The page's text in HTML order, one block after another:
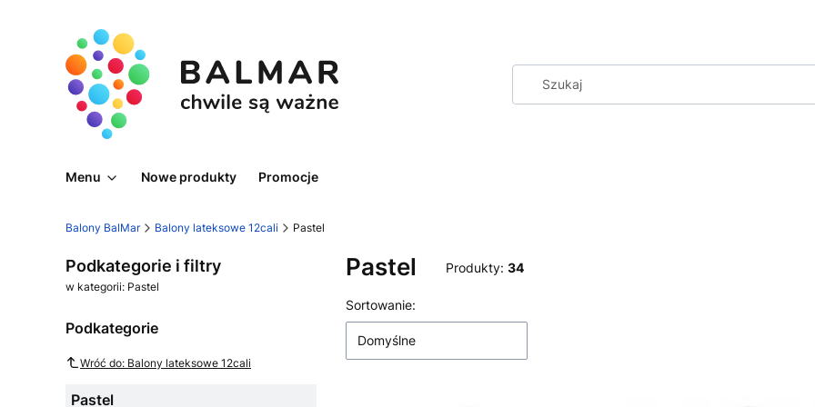
Menu Nowe produkty Promocje
Balony BalMar Balony lateksowe 12cali Pastel
Podkategorie i filtry
w kategorii: Pastel
Podkategorie
Wróć do: Balony lateksowe 12cali
Pastel
Pastel Produkty: 34
Lista produktów
Sortowanie:
Domyślne